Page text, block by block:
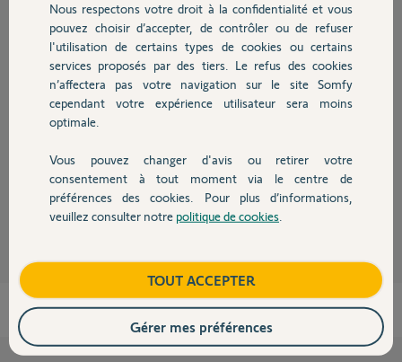
Chauffage
Autres produits
Devis avec un pro
Contact
Réponses
Bonsoir,
Vérifiez sur le tambour que les sangles d'attaches sont en bon état.
Au besoin, défaites les sangles et refixez-le d'aplomb.
Anonyme il y a environ 9 ans
Nous respectons votre droit à la confidentialité et vous
pouvez choisir d’accepter, de contrôler ou de refuser
l'utilisation de certains types de cookies ou certains
services proposés par des tiers. Le refus des cookies
n’affectera pas votre navigation sur le site Somfy
cependant votre expérience utilisateur sera moins
optimale.
Vous pouvez changer d'avis ou retirer votre
consentement à tout moment via le centre de
préférences des cookies. Pour plus d’informations,
veuillez consulter notre politique de cookies
TOUT ACCEPTER
Gérer mes préférences